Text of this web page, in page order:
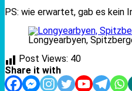
PS: wie erwartet, gab es kein
Longyearbyen,
Post Views: 40
Share it with